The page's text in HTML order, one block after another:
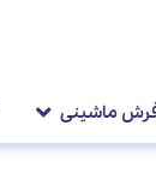
فرش ماشینی